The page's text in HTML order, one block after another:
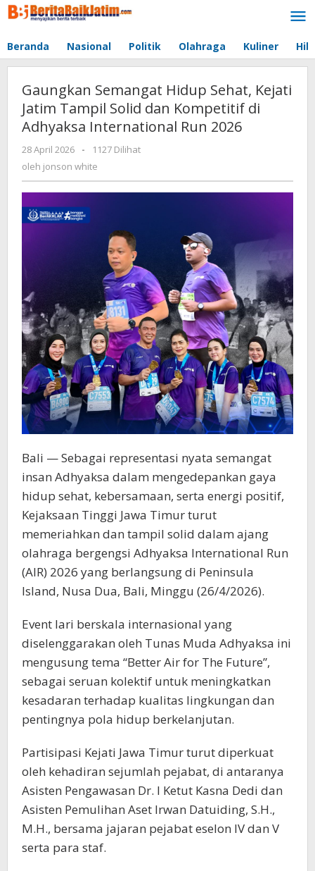
Lewati
ke
Beranda Nasional Politik Olahraga Kuliner
Gaungkan Semangat Hidup Sehat, Kejati
Jatim Tampil Solid dan Kompetitif di
Adhyaksa International Run 2026
28 April 2026
oleh
jonson
-
1127 Dilihat
oleh jonson white
Bali — Sebagai representasi nyata semangat
insan Adhyaksa dalam mengedepankan gaya
hidup sehat, kebersamaan, serta energi positif,
Kejaksaan Tinggi Jawa Timur turut
memeriahkan dan tampil solid dalam ajang
olahraga bergengsi Adhyaksa International Run
(AIR) 2026 yang berlangsung di Peninsula
Island, Nusa Dua, Bali, Minggu (26/4/2026).
Event lari berskala internasional yang
diselenggarakan oleh Tunas Muda Adhyaksa ini
mengusung tema “Better Air for The Future”,
sebagai seruan kolektif untuk meningkatkan
kesadaran terhadap kualitas lingkungan dan
pentingnya pola hidup berkelanjutan.
Partisipasi Kejati Jawa Timur turut diperkuat
oleh kehadiran sejumlah pejabat, di antaranya
Asisten Pengawasan Dr. I Ketut Kasna Dedi dan
Asisten Pemulihan Aset Irwan Datuiding, S.H.,
M.H., bersama jajaran pejabat eselon IV dan V
serta para staf.